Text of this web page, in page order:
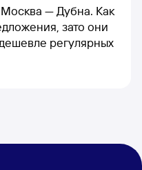
Москва — Дубна. Как
зато они
регулярных